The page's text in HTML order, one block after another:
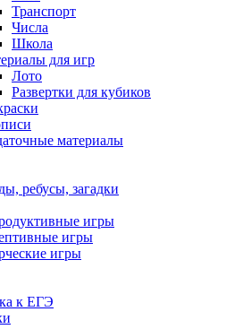
Транспорт
Числа
Школа
для игр
Лото
Развертки для кубиков
материалы
ребусы, загадки
игры
игры
игры
к ЕГЭ